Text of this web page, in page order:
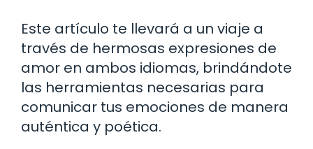
Este artículo te llevará a un viaje a
través de hermosas expresiones de
amor en ambos idiomas, brindándote
las herramientas necesarias para
comunicar tus emociones de manera
auténtica y poética.